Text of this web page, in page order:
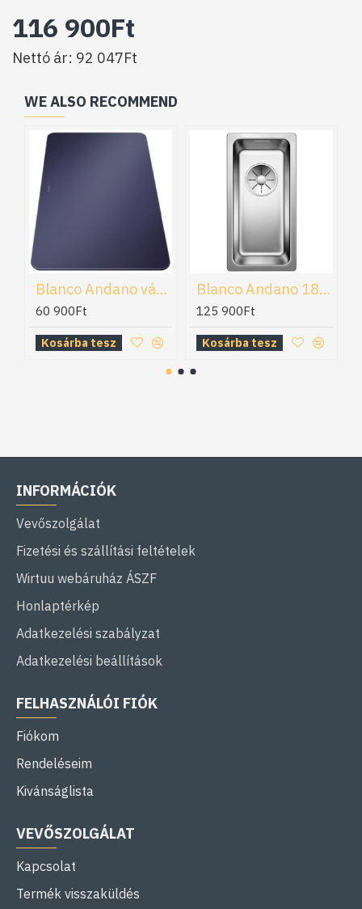
116 900Ft
Nettó ár: 92 047Ft
WE ALSO RECOMMEND
Blanco Andano vágódeszka (232846)
60 900Ft
Kosárba tesz
Blanco Andano 180-IF mosogatótálca (522951)
125 900Ft
Kosárba tesz
INFORMÁCIÓK
Vevőszolgálat
Fizetési és szállítási feltételek
Wirtuu webáruház ÁSZF
Honlaptérkép
Adatkezelési szabályzat
Adatkezelési beállítások
FELHASZNÁLÓI FIÓK
Fiókom
Rendeléseim
Kivánságlista
VEVŐSZOLGÁLAT
Kapcsolat
Termék visszaküldés